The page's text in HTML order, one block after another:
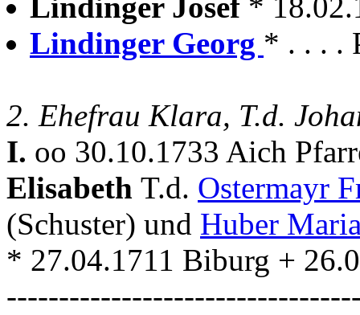
Lindinger Josef *
Lindinger Georg * . . . .
2. Ehefrau Klara, T.d.
I. oo 30.10.1733 Aich
Elisabeth T.d. Ostermayr
(Schuster) und Huber
* 27.04.1711 Biburg +